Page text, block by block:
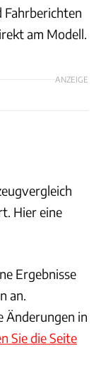
am Modell.
ANZEIGE
Hier eine
Ergebnisse
an.
Änderungen in
Sie die Seite